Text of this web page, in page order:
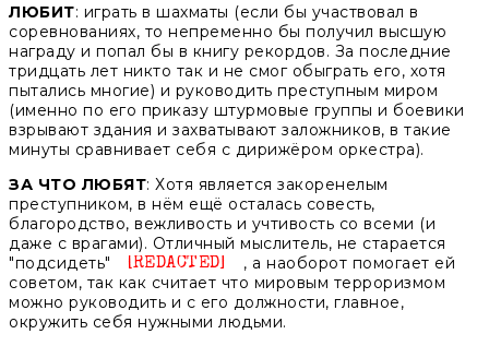
ЛЮБИТ: играть в шахматы (если бы участвовал в
соревнованиях, то непременно бы получил высшую
награду и попал бы в книгу рекордов. За последние
тридцать лет никто так и не смог обыграть его, хотя
пытались многие) и руководить преступным миром
(именно по его приказу штурмовые группы и боевики
взрывают здания и захватывают заложников, в такие
минуты сравнивает себя с дирижёром оркестра).
ЗА ЧТО ЛЮБЯТ: Хотя является закоренелым
преступником, в нём ещё осталась совесть,
благородство, вежливость и учтивость со всеми (и
даже с врагами). Отличный мыслитель, не старается
"подсидеть"
Unknown
, а наоборот помогает ей
советом, так как считает что мировым терроризмом
можно руководить и с его должности, главное,
окружить себя нужными людьми.